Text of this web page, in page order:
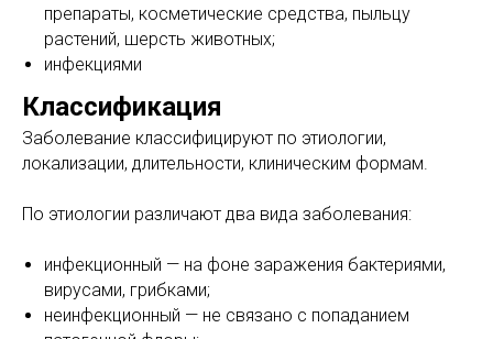
препараты, косметические средства, пыльцу
растений, шерсть животных;
инфекциями
Классификация
Заболевание классифицируют по этиологии,
локализации, длительности, клиническим формам.
По этиологии различают два вида заболевания:
инфекционный — на фоне заражения бактериями,
вирусами, грибками;
неинфекционный — не связано с попаданием